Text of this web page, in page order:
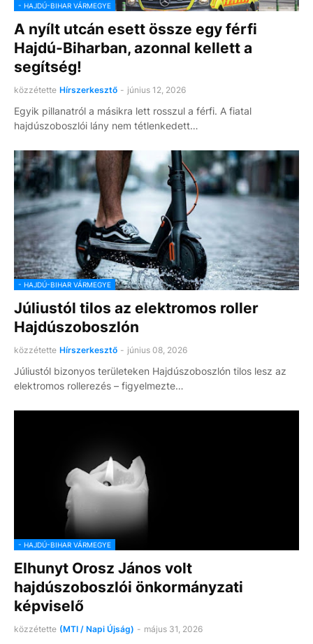
- HAJDÚ-BIHAR VÁRMEGYE
A nyílt utcán esett össze egy férfi
Hajdú-Biharban, azonnal kellett a
segítség!
közzétette Hírszerkesztő - június 12, 2026
Egyik pillanatról a másikra lett rosszul a férfi. A fiatal
hajdúszoboszlói lány nem tétlenkedett…
- HAJDÚ-BIHAR VÁRMEGYE
Júliustól tilos az elektromos roller
Hajdúszoboszlón
közzétette Hírszerkesztő - június 08, 2026
Júliustól bizonyos területeken Hajdúszoboszlón tilos lesz az
elektromos rollerezés – figyelmezte…
- HAJDÚ-BIHAR VÁRMEGYE
Elhunyt Orosz János volt
hajdúszoboszlói önkormányzati
képviselő
közzétette (MTI / Napi Újság) - május 31, 2026